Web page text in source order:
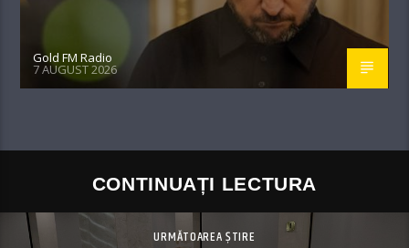
Gold FM Radio
7 AUGUST 2026
CONTINUAȚI LECTURA
URMĂTOAREA ȘTIRE